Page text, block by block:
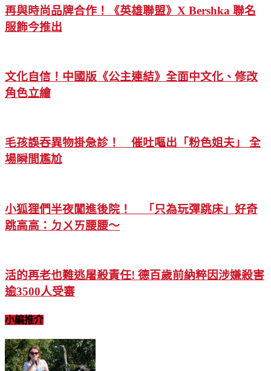
再與時尚品牌合作！《英雄聯盟》X Bershka 聯名
服飾今推出
文化自信！中國版《公主連結》全面中文化、修改
角色立繪
毛孩誤吞異物掛急診！ 催吐嘔出「粉色姐夫」 全
場瞬間尷尬
小狐狸們半夜闖進後院！ 「只為玩彈跳床」好奇
跳高高：ㄉㄨㄞ腰腰～
活的再老也難逃屠殺責任! 德百歲前納粹因涉嫌殺害
逾3500人受審
小編推介